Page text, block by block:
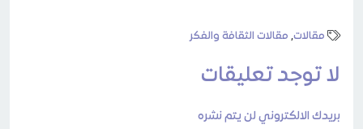
مقالات, مقالات الثقافة والفكر
لا توجد تعليقات
بريدك الالكتروني لن يتم نشره